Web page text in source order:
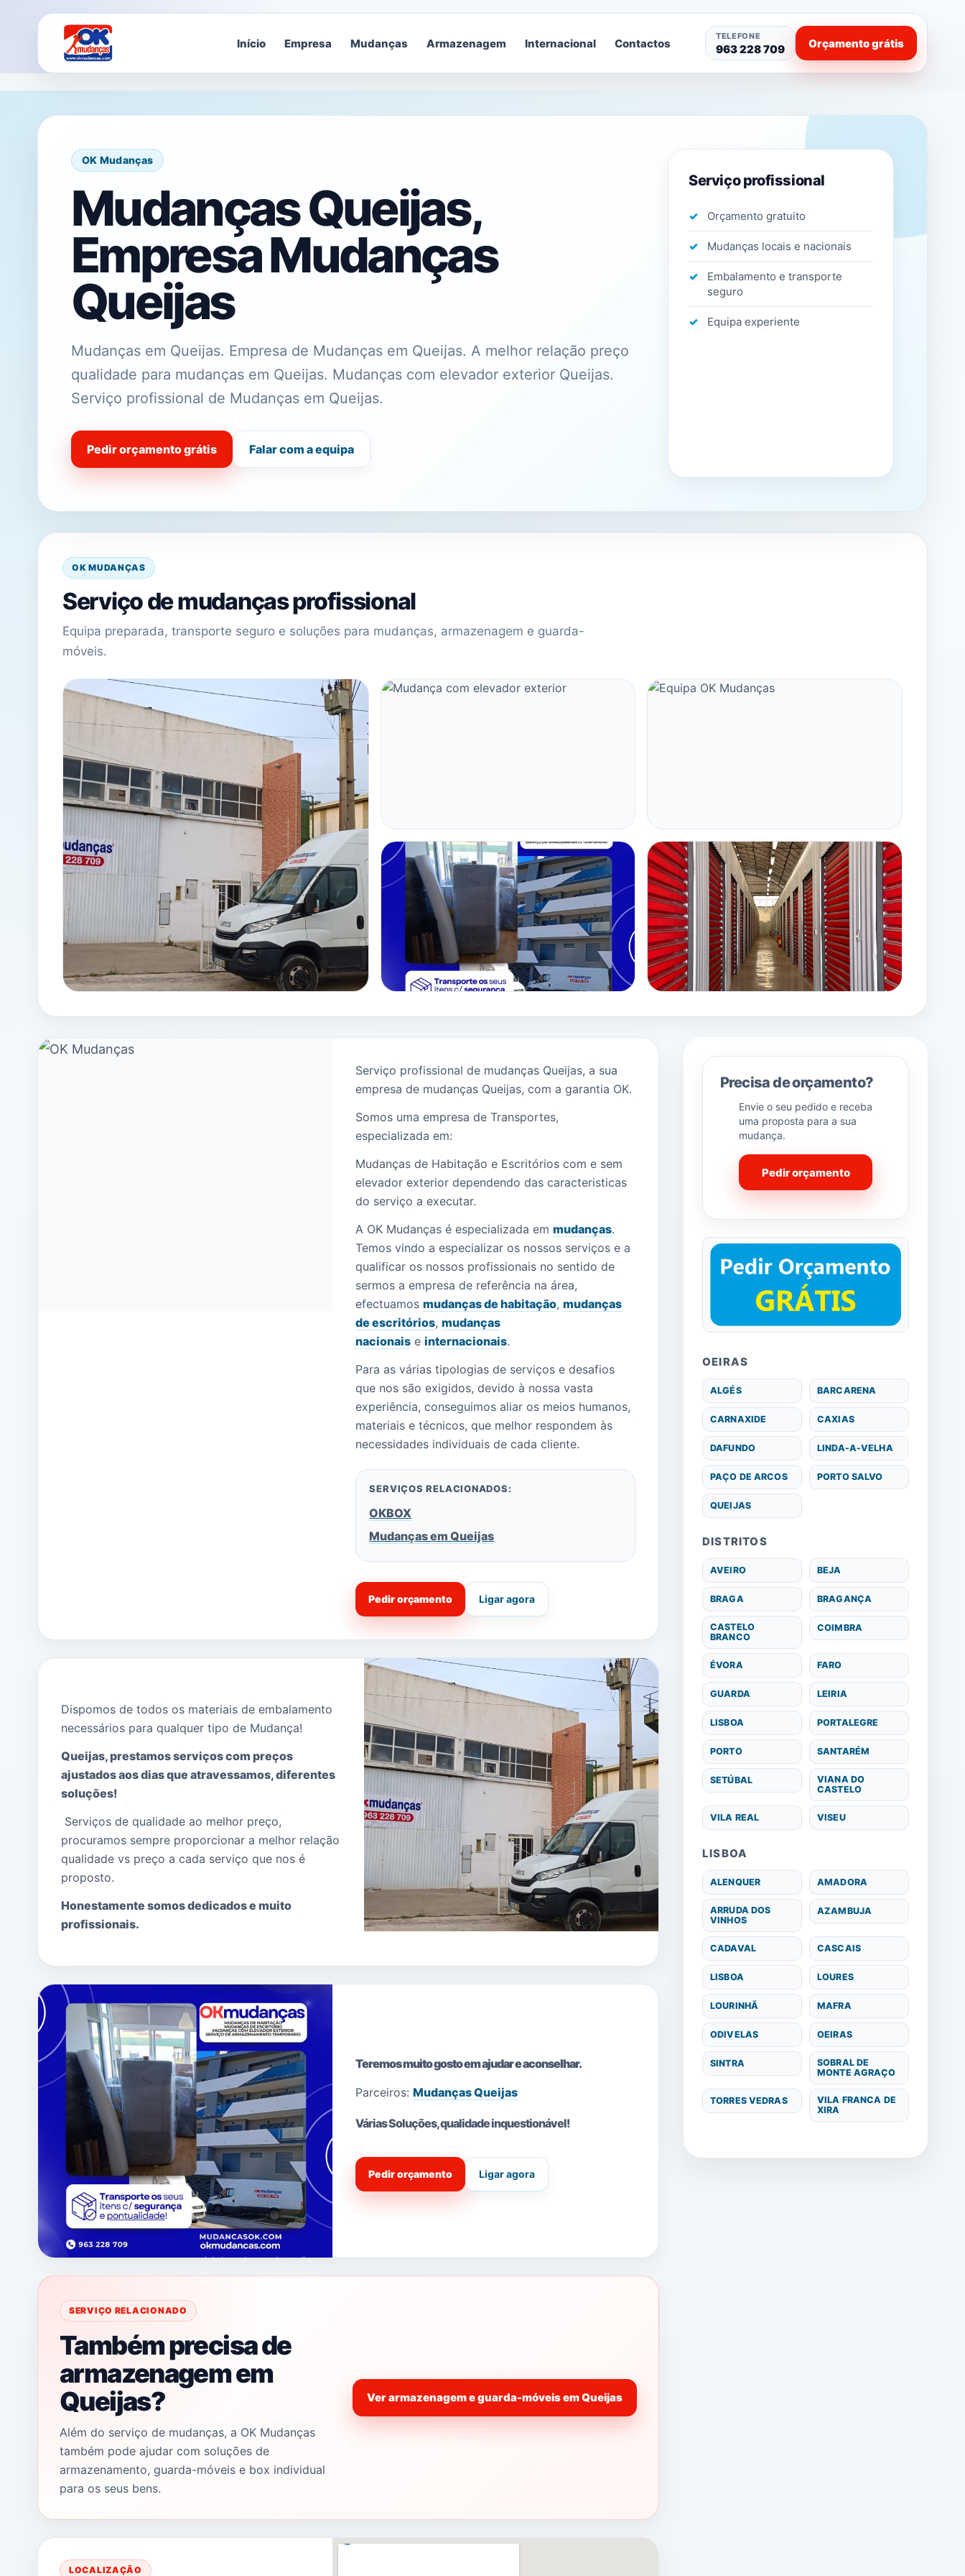
Início Empresa Mudanças Armazenagem Internacional Contactos
TELEFONE
963 228 709 Orçamento grátis
OK Mudanças
Mudanças Queijas,
Empresa Mudanças
Queijas
Mudanças em Queijas. Empresa de Mudanças em Queijas. A melhor relação preço
qualidade para mudanças em Queijas. Mudanças com elevador exterior Queijas.
Serviço profissional de Mudanças em Queijas.
Pedir orçamento grátis Falar com a equipa
Serviço profissional
Orçamento gratuito
Mudanças locais e nacionais
Embalamento e transporte
seguro
Equipa experiente
OK MUDANÇAS
Serviço de mudanças profissional
Equipa preparada, transporte seguro e soluções para mudanças, armazenagem e guarda-
móveis.
Serviço profissional de mudanças Queijas, a sua
empresa de mudanças Queijas, com a garantia OK.
Somos uma empresa de Transportes,
especializada em:
Mudanças de Habitação e Escritórios com e sem
elevador exterior dependendo das caracteristicas
do serviço a executar.
A OK Mudanças é especializada emmudanças.
Temos vindo a especializar os nossos serviços e a
qualificar os nossos profissionais no sentido de
sermos a empresa de referência na área,
efectuamosmudanças de habitação,mudanças
de escritórios,mudanças
nacionais einternacionais.
Para as várias tipologias de serviços e desafios
que nos são exigidos, devido à nossa vasta
experiência, conseguimos aliar os meios humanos,
materiais e técnicos, que melhor respondem às
necessidades individuais de cada cliente.
SERVIÇOS RELACIONADOS:
OKBOX
Mudanças em Queijas
Pedir orçamento Ligar agora
Dispomos de todos os materiais de embalamento
necessários para qualquer tipo de Mudança!
Queijas, prestamos serviços com preços
ajustados aos dias que atravessamos, diferentes
soluções!
Serviços de qualidade ao melhor preço,
procuramos sempre proporcionar a melhor relação
qualidade vs preço a cada serviço que nos é
proposto.
Honestamente somos dedicados e muito
profissionais.
Teremos muito gosto em ajudar e aconselhar.
Parceiros:Mudanças Queijas
Várias Soluções, qualidade inquestionável!
Pedir orçamento Ligar agora
SERVIÇO RELACIONADO
Também precisa de
armazenagem em
Queijas?
Além do serviço de mudanças, a OK Mudanças
também pode ajudar com soluções de
armazenamento, guarda-móveis e box individual
para os seus bens.
Ver armazenagem e guarda-móveis em Queijas
LOCALIZAÇÃO
Precisa de orçamento?
Envie o seu pedido e receba
uma proposta para a sua
mudança.
Pedir orçamento
OEIRAS
ALGÉS BARCARENA
CARNAXIDE CAXIAS
DAFUNDO LINDA-A-VELHA
PAÇO DE ARCOS PORTO SALVO
QUEIJAS
DISTRITOS
AVEIRO BEJA
BRAGA BRAGANÇA
CASTELO
BRANCO
COIMBRA
ÉVORA FARO
GUARDA LEIRIA
LISBOA PORTALEGRE
PORTO SANTARÉM
SETÚBAL
VIANA DO
CASTELO
VILA REAL VISEU
LISBOA
ALENQUER AMADORA
ARRUDA DOS
VINHOS
AZAMBUJA
CADAVAL CASCAIS
LISBOA LOURES
LOURINHÃ MAFRA
ODIVELAS OEIRAS
SINTRA
SOBRAL DE
MONTE AGRAÇO
TORRES VEDRAS
VILA FRANCA DE
XIRA